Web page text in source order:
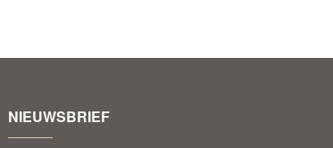
NIEUWSBRIEF